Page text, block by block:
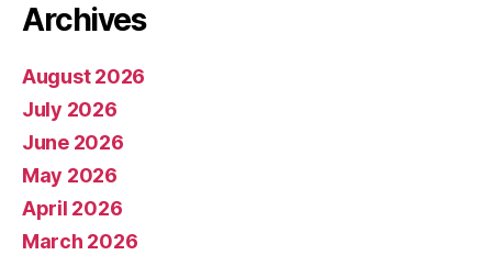
Archives
August 2026
July 2026
June 2026
May 2026
April 2026
March 2026